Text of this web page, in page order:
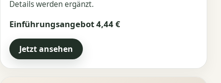
Details werden ergänzt.
Einführungsangebot 4,44 €
Jetzt ansehen